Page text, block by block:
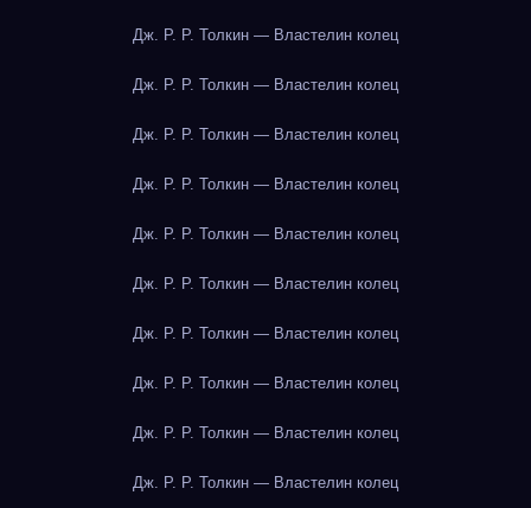
Дж. Р. Р. Толкин — Властелин колец
Дж. Р. Р. Толкин — Властелин колец
Дж. Р. Р. Толкин — Властелин колец
Дж. Р. Р. Толкин — Властелин колец
Дж. Р. Р. Толкин — Властелин колец
Дж. Р. Р. Толкин — Властелин колец
Дж. Р. Р. Толкин — Властелин колец
Дж. Р. Р. Толкин — Властелин колец
Дж. Р. Р. Толкин — Властелин колец
Дж. Р. Р. Толкин — Властелин колец